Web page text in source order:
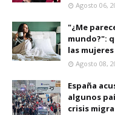
Agosto 06,
"¿Me
mundo?":
las mujeres
Agosto 08,
España
algunos
crisis